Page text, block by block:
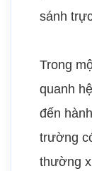
sánh
Trong
quanh
đến
trường
thường